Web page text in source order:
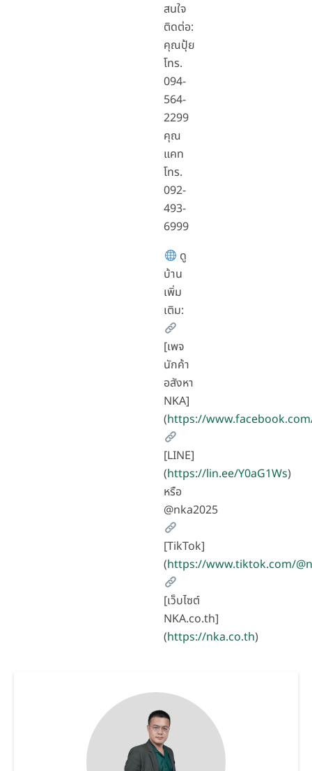
สนใจ
ติดต่อ:
คุณปุ้ย
โทร.
094-
564-
2299
คุณ
แคท
โทร.
092-
493-
6999
ดู
บ้าน
เพิ่ม
เติม:
[เพจ
นักค้า
อสังหา
NKA]
(https://
[LINE]
(https://lin.ee/Y0aG1Ws)
หรือ
@nka2025
[TikTok]
(https://www.tiktok.com/
[เว็บไซต์
NKA.co.th]
(https://nka.co.th)